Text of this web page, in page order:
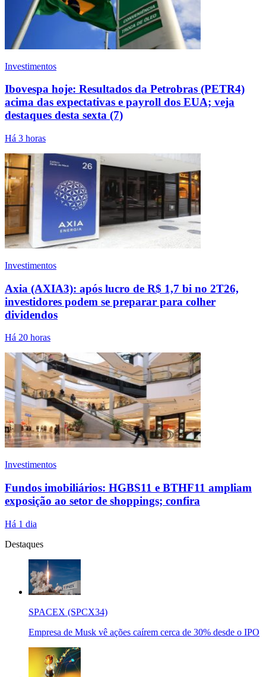
Investimentos
Ibovespa hoje: Resultados da Petrobras (PETR4)
acima das expectativas e payroll dos EUA; veja
destaques desta sexta (7)
Há 3 horas
Investimentos
Axia (AXIA3): após lucro de R$ 1,7 bi no 2T26,
investidores podem se preparar para colher
dividendos
Há 20 horas
Investimentos
Fundos imobiliários: HGBS11 e BTHF11 ampliam
exposição ao setor de shoppings; confira
Há 1 dia
Destaques
SPACEX (SPCX34)
Empresa de Musk vê ações caírem cerca de 30% desde o IPO